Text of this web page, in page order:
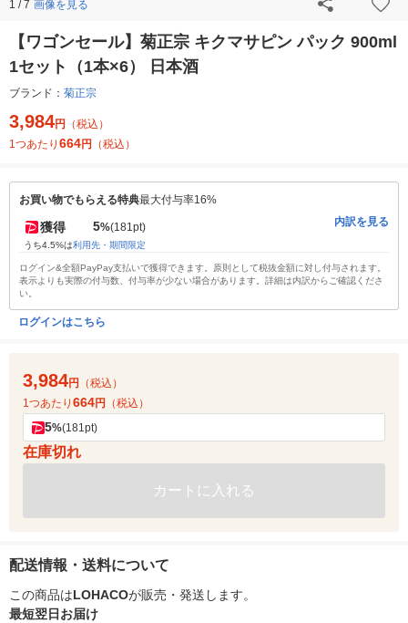
1 / 7 画像を見る
【ワゴンセール】菊正宗 キクマサピン パック 900ml
1セット（1本×6） 日本酒
ブランド： 菊正宗
3,984円
（税込）
1つあたり 664円 （税込）
お買い物でもらえる特典最大付与率16%
獲得 5%(181pt)
うち4.5%は利用先・期間限定
内訳を見る
ログイン&全額PayPay支払いで獲得できます。原則として税抜金額に対し付与されます。
表示よりも実際の付与数、付与率が少ない場合があります。詳細は内訳からご確認くださ
い。
ログインはこちら
3,984円
（税込）
1つあたり 664円 （税込）
5%(181pt)
在庫切れ
カートに入れる
配送情報・送料について
この商品はLOHACOが販売・発送します。
最短翌日お届け